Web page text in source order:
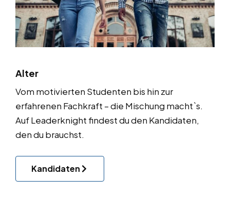
Alter
Vom motivierten Studenten bis hin zur
erfahrenen Fachkraft – die Mischung macht`s.
Auf Leaderknight findest du den Kandidaten,
den du brauchst.
Kandidaten